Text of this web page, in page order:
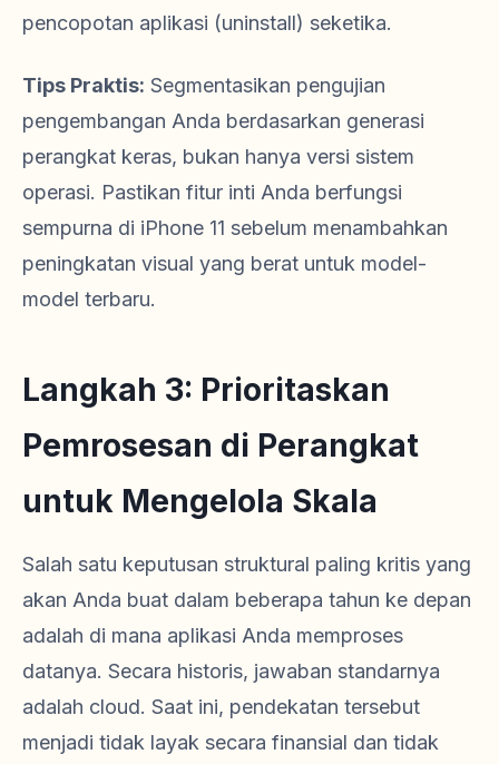
pencopotan aplikasi (uninstall) seketika.
Tips Praktis: Segmentasikan pengujian
pengembangan Anda berdasarkan generasi
perangkat keras, bukan hanya versi sistem
operasi. Pastikan fitur inti Anda berfungsi
sempurna di iPhone 11 sebelum menambahkan
peningkatan visual yang berat untuk model-
model terbaru.
Langkah 3: Prioritaskan
Pemrosesan di Perangkat
untuk Mengelola Skala
Salah satu keputusan struktural paling kritis yang
akan Anda buat dalam beberapa tahun ke depan
adalah di mana aplikasi Anda memproses
datanya. Secara historis, jawaban standarnya
adalah cloud. Saat ini, pendekatan tersebut
menjadi tidak layak secara finansial dan tidak